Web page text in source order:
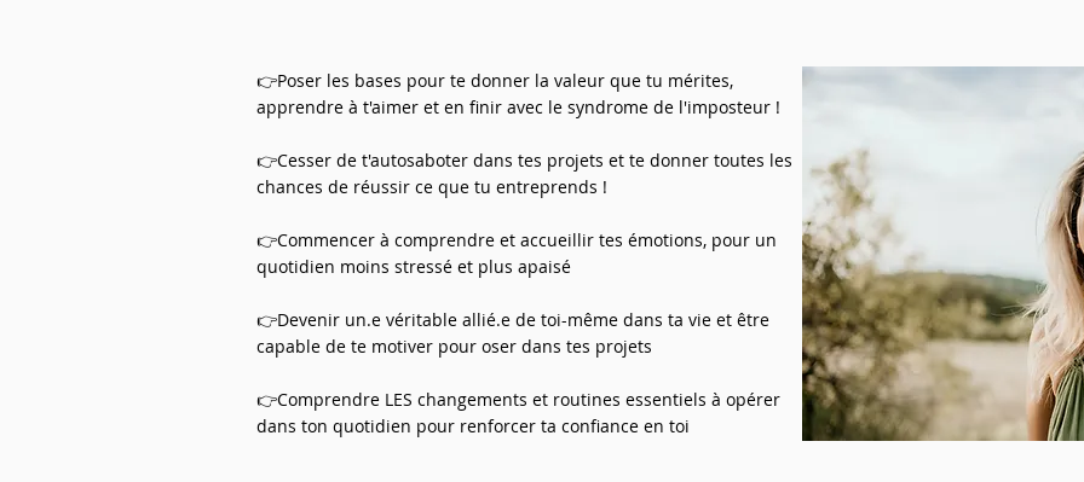
👉Poser les bases pour te donner la valeur que tu mérites,
apprendre à t'aimer et en finir avec le syndrome de l'imposteur !
👉Cesser de t'autosaboter dans tes projets et te donner toutes les
chances de réussir ce que tu entreprends !
👉Commencer à comprendre et accueillir tes émotions, pour un
quotidien moins stressé et plus apaisé
👉Devenir un.e véritable allié.e de toi-même dans ta vie et être
capable de te motiver pour oser dans tes projets
👉Comprendre LES changements et routines essentiels à opérer
dans ton quotidien pour renforcer ta confiance en toi